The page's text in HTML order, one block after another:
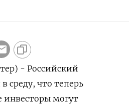
- Российский
среду, что теперь
могут